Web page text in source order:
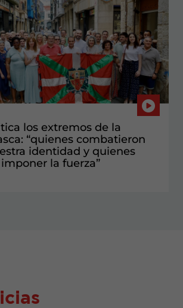
los extremos de la
“quienes combatieron
identidad y quienes
la fuerza”